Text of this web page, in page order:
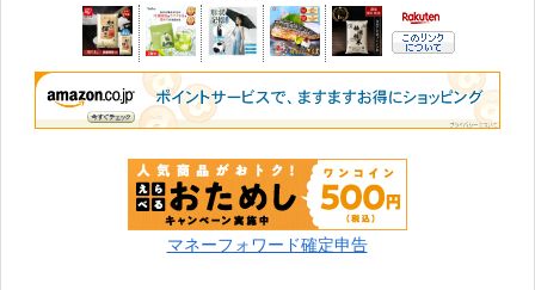
マネーフォワード確定申告